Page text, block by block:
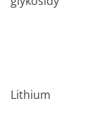
Lithium